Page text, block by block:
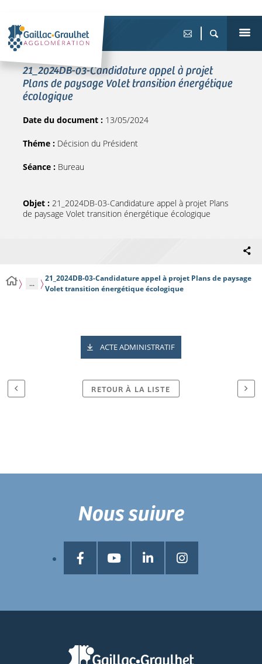
21_2024DB-03-Candidature appel à projet
Plans de paysage Volet transition énergétique
écologique
Date du document : 13/05/2024
Théme : Décision du Président
Séance : Bureau
Objet : 21_2024DB-03-Candidature appel à projet Plans
de paysage Volet transition énergétique écologique
...
21_2024DB-03-Candidature appel à projet Plans de paysage
Volet transition énergétique écologique
ACTE ADMINISTRATIF
RETOUR À LA LISTE
Nous suivre